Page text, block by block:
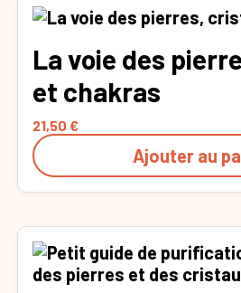
La voie des
et chakras
21,50 €
Ajouter au